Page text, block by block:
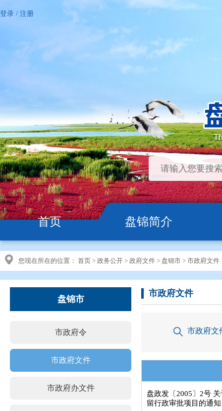
登录 / 注册
首页 盘锦简介
您现在所在的位置： 首页 > 政务公开 > 政府文件 > 盘锦市 > 市政府文件
盘锦市
市政府令
市政府文件
市政府办文件
市政府文件
市政府文
盘政发〔2005〕2号
留行政审批项目的通